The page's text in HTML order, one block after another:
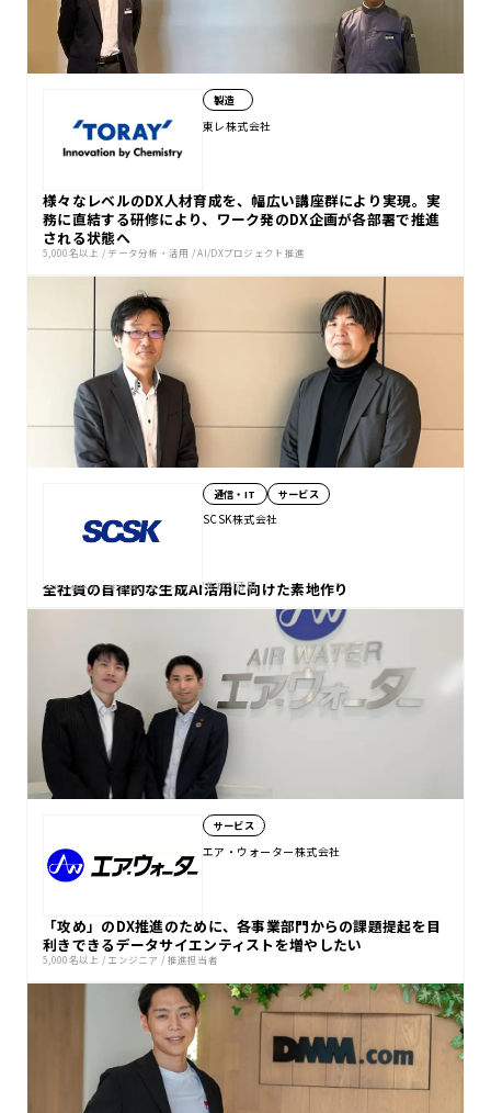
製造
東レ株式会社
様々なレベルのDX人材育成を、幅広い講座群により実現。実
務に直結する研修により、ワーク発のDX企画が各部署で推進
される状態へ
5,000名以上 / データ分析・活用 /AI/DXプロジェクト推進
通信・IT サービス
SCSK株式会社
全社員の自律的な生成AI活用に向けた素地作り
5,000名以上/全社員/エンジニア /生成AI活用
サービス
エア・ウォーター株式会社
「攻め」のDX推進のために、各事業部門からの課題提起を目
利きできるデータサイエンティストを増やしたい
5,000名以上 / エンジニア / 推進担当者